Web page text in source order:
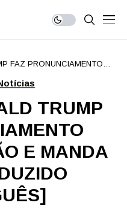
FAZ PRONUNCIAMENTO
TRUMP
E MANDA